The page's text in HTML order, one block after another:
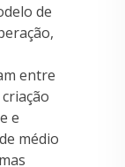
de
entre
e
médio